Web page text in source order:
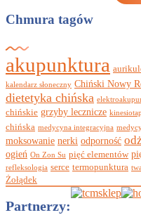
Chmura tagów
akupunktura
kalendarz słoneczny Chiński Nowy
dietetyka chińska
chińskie grzyby lecznicze
chińska medycyna integracyjna
moksowanie nerki odporność
ogień On Zon Su pięć elementów
refleksologia serce termopunktura
Żołądek
Partnerzy: